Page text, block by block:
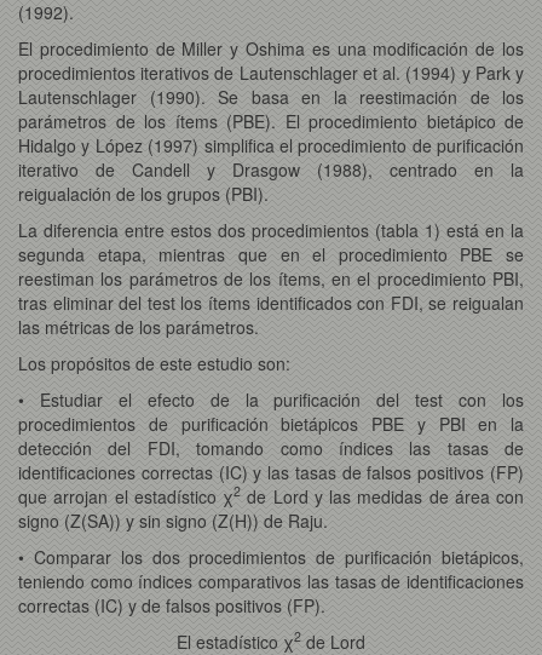
(1992).
El procedimiento de Miller y Oshima es una modificación de los
procedimientos iterativos de Lautenschlager et al. (1994) y Park y
Lautenschlager (1990). Se basa en la reestimación de los
parámetros de los ítems (PBE). El procedimiento bietápico de
Hidalgo y López (1997) simplifica el procedimiento de purificación
iterativo de Candell y Drasgow (1988), centrado en la
reigualación de los grupos (PBI).
La diferencia entre estos dos procedimientos (tabla 1) está en la
segunda etapa, mientras que en el procedimiento PBE se
reestiman los parámetros de los ítems, en el procedimiento PBI,
tras eliminar del test los ítems identificados con FDI, se reigualan
las métricas de los parámetros.
Los propósitos de este estudio son:
• Estudiar el efecto de la purificación del test con los
procedimientos de purificación bietápicos PBE y PBI en la
detección del FDI, tomando como índices las tasas de
identificaciones correctas (IC) y las tasas de falsos positivos (FP)
que arrojan el estadístico χ2 de Lord y las medidas de área con
signo (Z(SA)) y sin signo (Z(H)) de Raju.
• Comparar los dos procedimientos de purificación bietápicos,
teniendo como índices comparativos las tasas de identificaciones
correctas (IC) y de falsos positivos (FP).
El estadístico χ2 de Lord